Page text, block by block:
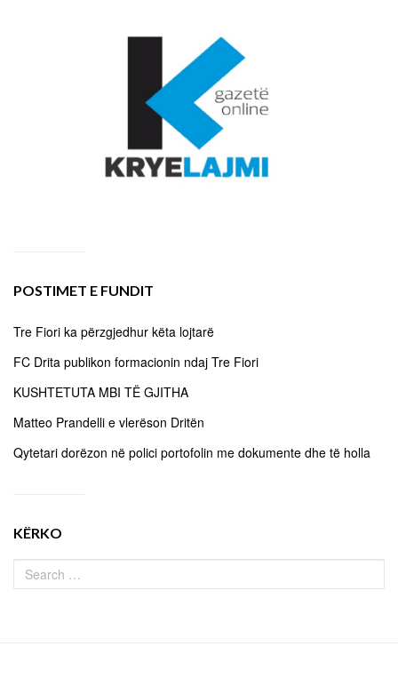
POSTIMET E FUNDIT
Tre Fiori ka përzgjedhur këta lojtarë
FC Drita publikon formacionin ndaj Tre Fiori
KUSHTETUTA MBI TË GJITHA
Matteo Prandelli e vlerëson Dritën
Qytetari dorëzon në polici portofolin me dokumente dhe të holla
KËRKO